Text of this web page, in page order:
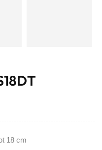
18 cm